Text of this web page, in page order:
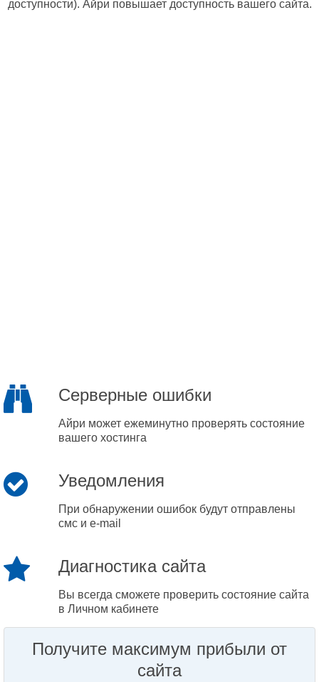
доступности). Айри повышает доступность вашего сайта.
Серверные ошибки
Айри может ежеминутно проверять состояние
вашего хостинга
Уведомления
При обнаружении ошибок будут отправлены
смс и e-mail
Диагностика сайта
Вы всегда сможете проверить состояние сайта
в Личном кабинете
Получите максимум прибыли от
сайта